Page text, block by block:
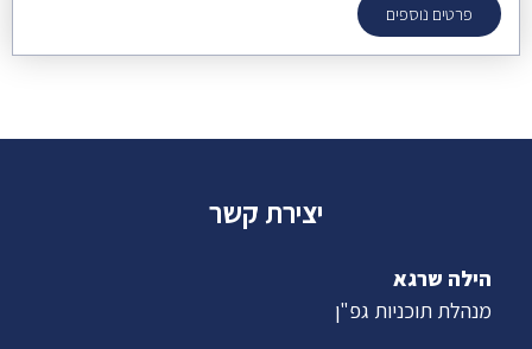
פרטים נוספים
יצירת קשר
הילה שרגא
מנהלת תוכניות גפ"ן